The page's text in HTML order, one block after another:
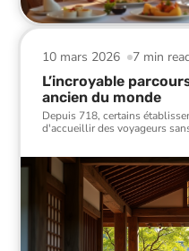
7 min
10 mars 2026
L’incroyable
ancien du monde
Depuis 718, certains
d'accueillir des voyageurs